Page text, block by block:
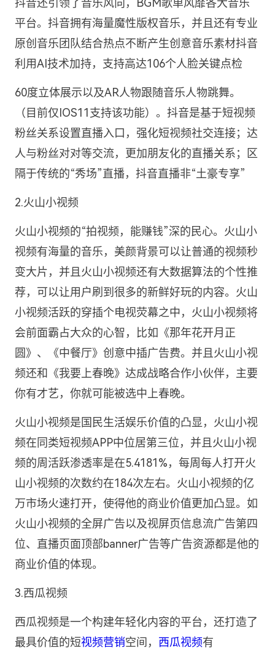
抖音还引领了音乐风向，BGM歌单风靡各大音乐
平台。抖音拥有海量魔性版权音乐，并且还有专业
原创音乐团队结合热点不断产生创意音乐素材抖音
利用AI技术加持，支持高达106个人脸关键点检
60度立体展示以及AR人物跟随音乐人物跳舞。
（目前仅IOS11支持该功能）。抖音是基于短视频
粉丝关系设置直播入口，强化短视频社交连接；达
人与粉丝对对等交流，更加朋友化的直播关系；区
隔于传统的“秀场”直播，抖音直播非“土豪专享”
2.火山小视频
火山小视频的“拍视频，能赚钱”深的民心。火山小
视频有海量的音乐，美颜背景可以让普通的视频秒
变大片，并且火山小视频还有大数据算法的个性推
荐，可以让用户刷到很多的新鲜好玩的内容。火山
小视频活跃的穿插个电视荧幕之中，火山小视频将
会前面霸占大众的心智，比如《那年花开月正
圆》、《中餐厅》创意中插广告费。并且火山小视
频还和《我要上春晚》达成战略合作小伙伴，主要
你有才艺，你就可能被选中上春晚。
火山小视频是国民生活娱乐价值的凸显，火山小视
频在同类短视频APP中位居第三位，并且火山小视
频的周活跃渗透率是在5.4181%，每周每人打开火
山小视频的次数约在184次左右。火山小视频的亿
万市场火速打开，使得他的商业价值更加凸显。如
火山小视频的全屏广告以及视屏页信息流广告第四
位、直播页面顶部banner广告等广告资源都是他的
商业价值的体现。
3.西瓜视频
西瓜视频是一个构建年轻化内容的平台，还打造了
最具价值的短视频营销空间， 西瓜视频有